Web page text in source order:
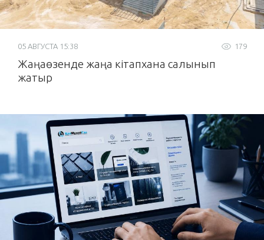
179
05 АВГУСТА 15:38
Жаңаөзенде жаңа кітапхана салынып
жатыр